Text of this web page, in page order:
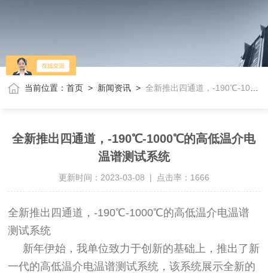
当前位置：首页 > 新闻资讯 >全新推出四通道，-190℃-1000℃的高低温介电温谱测试系统
全新推出四通道，-190℃-1000℃的高低温介电
温谱测试系统
更新时间：2023-03-08 | 点击率：1666
全新推出四通道，-190℃-1000℃的高低温介电温谱
测试系统
新年伊始，我单位致力于创新的基础上，推出了新
一代的高低温介电温谱测试系统，该系统展示全新的